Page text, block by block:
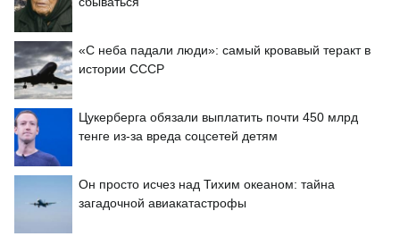
«С неба падали люди»: самый кровавый теракт в
истории СССР
Цукерберга обязали выплатить почти 450 млрд
тенге из-за вреда соцсетей детям
Он просто исчез над Тихим океаном: тайна
загадочной авиакатастрофы